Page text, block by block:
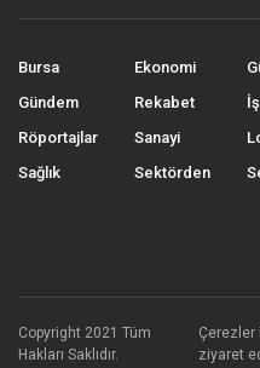
Bursa
Gündem
Röportajlar
Sağlık
Ekonomi
Rekabet
Sanayi
Sektörden
Copyright 2021 Tüm
Hakları Saklıdır.
ziyaret